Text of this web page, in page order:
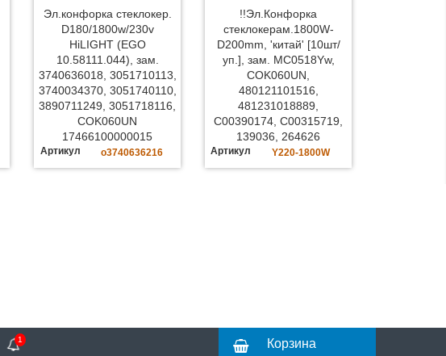
Эл.конфорка стеклокер.
D180/1800w/230v
HiLIGHT (EGO
10.58111.044), зам.
3740636018, 3051710113,
3740034370, 3051740110,
3890711249, 3051718116,
COK060UN
17466100000015
Артикул o3740636216
!!Эл.Конфорка
стеклокерам.1800W-
D200mm, 'китай' [10шт/
уп.], зам. MC0518Yw,
COK060UN,
480121101516,
481231018889,
C00390174, C00315719,
139036, 264626
Артикул Y220-1800W
1 Корзина